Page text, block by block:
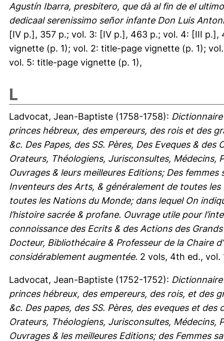
Agustín Ibarra, presbitero, que dà al fin de el
dedicaal serenissimo señor infante Don Luis
[IV p.], 357 p.; vol. 3: [IV p.], 463 p.; vol. 4: [III
vignette (p. 1); vol. 2: title-page vignette (p. 1);
vol. 5: title-page vignette (p. 1),
L
Ladvocat, Jean-Baptiste (1758-1758):
princes hébreux, des empereurs, des rois et des
&c. Des Papes, des SS. Pères, Des Eveques &
Orateurs, Théologiens, Jurisconsultes, Médecins,
Ouvrages & leurs meilleures Editions; Des
Inventeurs des Arts, & généralement de toutes
toutes les Nations du Monde; dans lequel On
l’histoire sacrée & profane. Ouvrage utile pour
connoissance des Ecrits & des Actions des
Docteur, Bibliothécaire & Professeur de la Chaire
considérablement augmentée. 2 vols, 4th ed., vol.
Ladvocat, Jean-Baptiste (1752-1752):
princes hébreux, des empereurs, des rois, et des
&c. Des papes, des SS. Pères, des eveques et
Orateurs, Théologiens, Jurisconsultes, Médecins,
Ouvrages & les meilleures Editions; des Femmes